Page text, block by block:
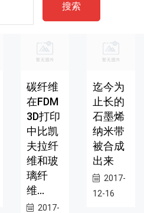
搜索
碳纤维
在FDM
3D打印
中比凯
夫拉纤
维和玻
璃纤
维...
2017-
迄今为
止长的
石墨烯
纳米带
被合成
出来
2017-
12-16